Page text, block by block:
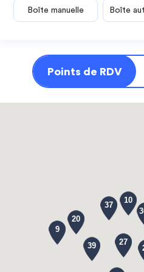
Boîte manuelle Boîte
Points de RDV
37
20
9
27
39
10